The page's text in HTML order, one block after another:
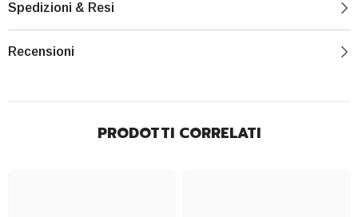
Spedizioni & Resi
Recensioni
PRODOTTI CORRELATI